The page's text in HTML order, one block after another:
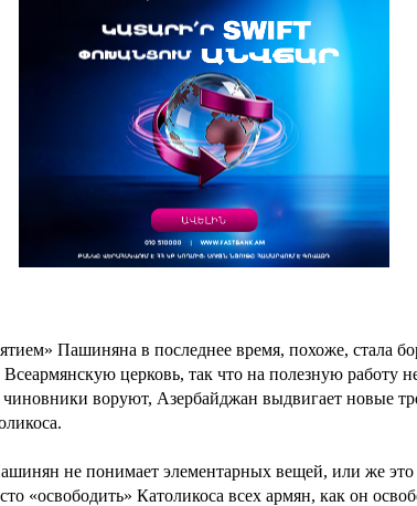
Пашиняна в последнее время, похоже, стала
церковь, так что на полезную работу
воруют, Азербайджан выдвигает новые
не понимает элементарных вещей, или же
«освободить» Католикоса всех армян, как он